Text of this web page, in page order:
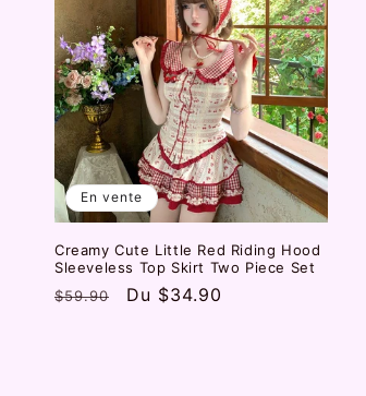
En vente
Creamy Cute Little Red Riding Hood
Sleeveless Top Skirt Two Piece Set
Prix
$59.90
Prix
Du $34.90